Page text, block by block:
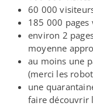
60 000
185 000 pages
environ 2
moyenne
au moins une
(merci les
une
faire découvrir